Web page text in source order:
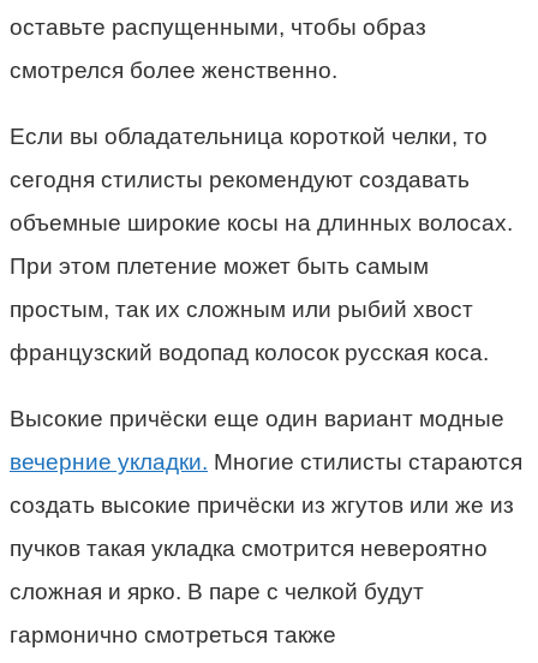
оставьте распущенными, чтобы образ
смотрелся более женственно.
Если вы обладательница короткой челки, то
сегодня стилисты рекомендуют создавать
объемные широкие косы на длинных волосах.
При этом плетение может быть самым
простым, так их сложным или рыбий хвост
французский водопад колосок русская коса.
Высокие причёски еще один вариант модные
вечерние укладки. Многие стилисты стараются
создать высокие причёски из жгутов или же из
пучков такая укладка смотрится невероятно
сложная и ярко. В паре с челкой будут
гармонично смотреться также